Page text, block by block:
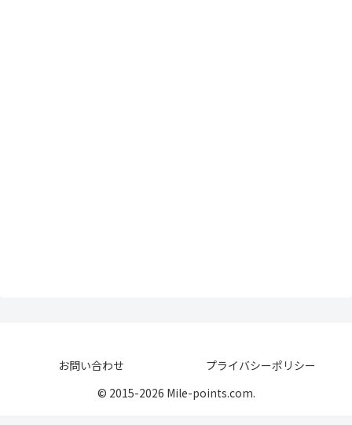
お問い合わせ
プライバシーポリシー
© 2015-2026 Mile-points.com.